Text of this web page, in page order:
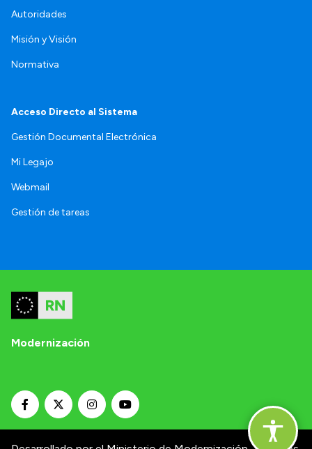
Autoridades
Misión y Visión
Normativa
Acceso Directo al Sistema
Gestión Documental Electrónica
Mi Legajo
Webmail
Gestión de tareas
Modernización